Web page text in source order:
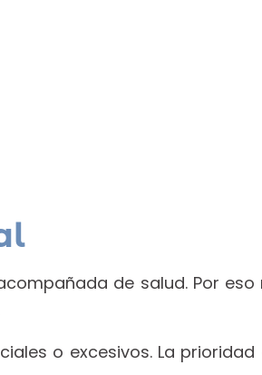
de salud. Por eso
o excesivos. La